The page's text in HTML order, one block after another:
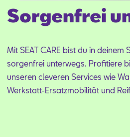
Sorgenfrei
Mit SEAT CARE bist du in dei­nem
sor­gen­frei un­ter­wegs. Pro­fi­tie­re
un­se­ren cle­ve­ren Ser­vices wie
Werk­statt-Er­satz­mo­bi­li­tät und